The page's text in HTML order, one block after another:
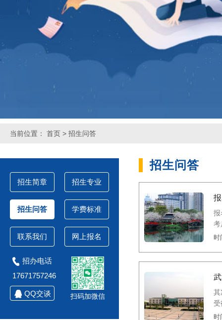
当前位置： 首页 > 招生问答
招生简章 招生专业
招生问答 学费标准
联系我们 网上报名
招办电话
17671757246
QQ交谈 扫码加微信
招生问答
报
考
时
其
时